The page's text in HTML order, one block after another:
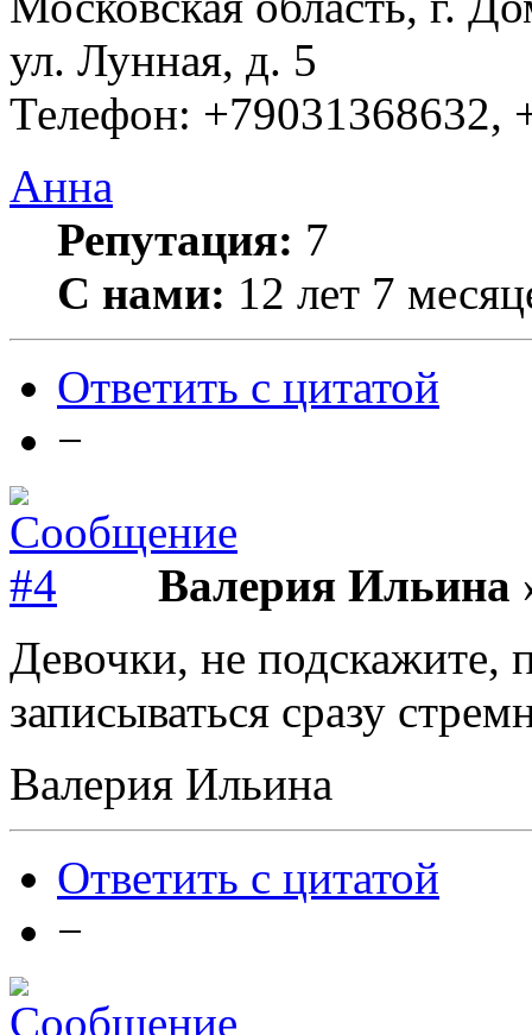
ул. Лунная, д. 5
Телефон: +79031368632,
Анна
Репутация: 7
С нами: 12 лет 7
Ответить с цитатой
−
Валерия Ильина
Девочки, не подскажите,
записываться сразу
Валерия Ильина
Ответить с цитатой
−